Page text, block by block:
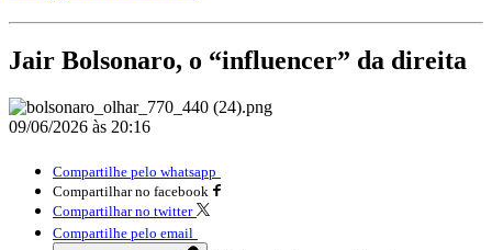
Jair Bolsonaro, o “influencer” da direita
09/06/2026 às 20:16
Compartilhe pelo whatsapp
Compartilhar no facebook
Compartilhar no twitter
Compartilhe pelo email